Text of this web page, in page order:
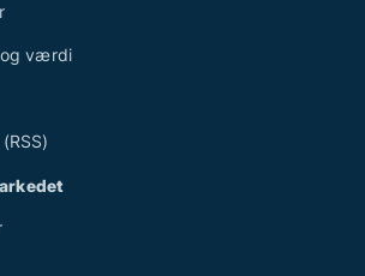
og værdi